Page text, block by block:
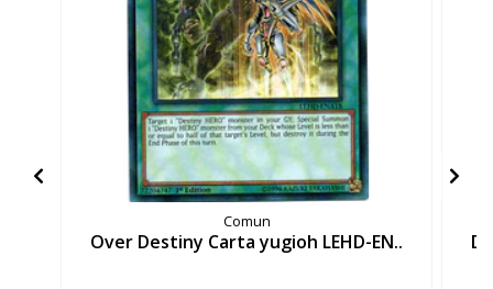
Comun
Over Destiny Carta yugioh LEHD-EN..